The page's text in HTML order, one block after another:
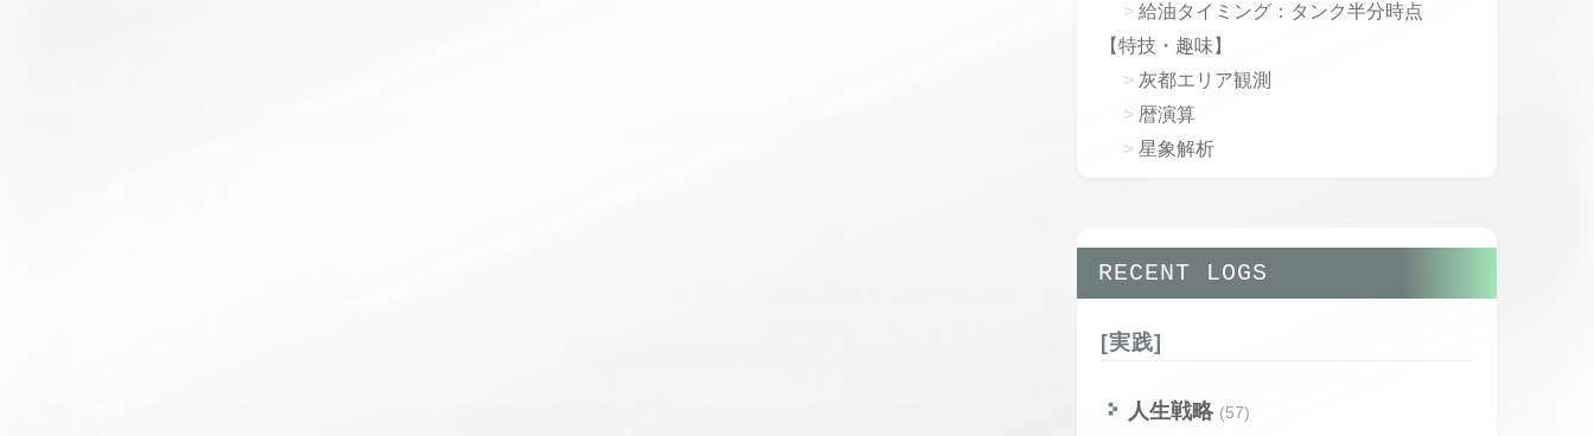
給油タイミング：タンク半分時点
【特技・趣味】
灰都エリア観測
暦演算
星象解析
RECENT LOGS
[実践]
人生戦略 (57)